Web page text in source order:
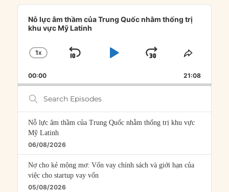
Audio
Player
Nỗ lực âm thầm của Trung Quốc nhằm thống trị
khu vực Mỹ Latinh
CHANGE
RATE
1X
SKIP
PLAYJUMP
FORWARD
SHARE
00:00 21:08
Search
Episodes
Nỗ lực âm thầm của Trung Quốc nhằm thống trị khu vực
Mỹ Latinh
06/08/2026
Nợ cho kẻ mộng mơ: Vốn vay chính sách và giới hạn của
việc cho startup vay vốn
05/08/2026